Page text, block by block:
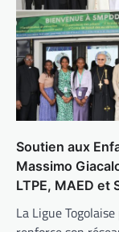
Soutien aux
Massimo
LTPE, MAED et
La Ligue